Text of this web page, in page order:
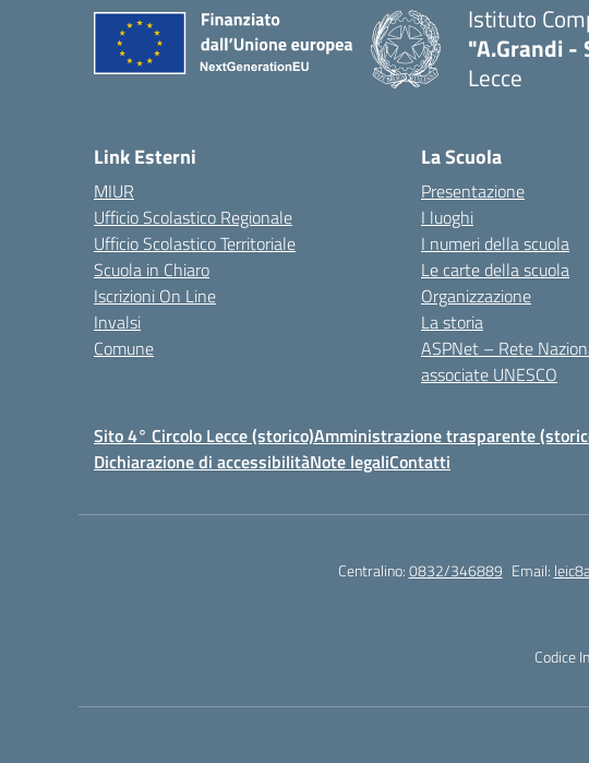
Istituto
"A.Grandi -
Lecce
Link Esterni
MIUR
Ufficio Scolastico Regionale
Ufficio Scolastico Territoriale
Scuola in Chiaro
Iscrizioni On Line
Invalsi
Comune
La Scuola
Presentazione
I luoghi
I numeri della scuola
Le carte della scuola
Organizzazione
La storia
ASPNet – Rete
associate UNESCO
Sito 4° Circolo Lecce (storico)Amministrazione trasparente
Dichiarazione di accessibilitàNote legaliContatti
Centralino:0832/346889 Email:
Codice